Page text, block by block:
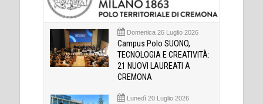
Domenica 26 Luglio 2026
Campus Polo SUONO,
TECNOLOGIA E CREATIVITÀ:
21 NUOVI LAUREATI A
CREMONA
Lunedì 20 Luglio 2026